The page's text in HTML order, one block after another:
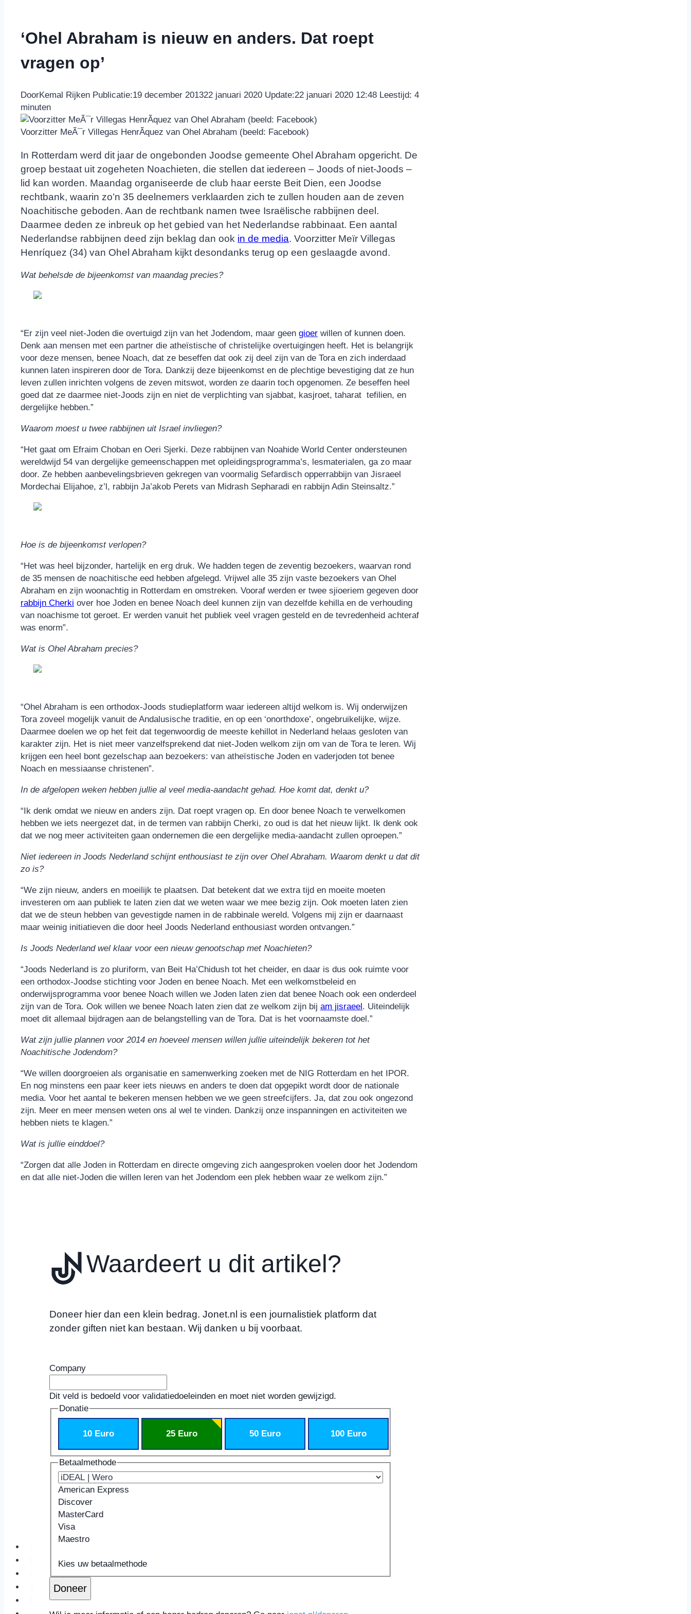
Columns
Agenda
Dossiers
‘Ohel Abraham is nieuw en anders. Dat roept
vragen op’
DoorKemal Rijken Publicatie:19 december 201322 januari 2020 Update:22 januari 2020 12:48 Leestijd: 4
minuten
Voorzitter MeÃ¯r Villegas HenrÃ­quez van Ohel Abraham (beeld: Facebook)
In Rotterdam werd dit jaar de ongebonden Joodse gemeente Ohel Abraham opgericht. De
groep bestaat uit zogeheten Noachieten, die stellen dat iedereen – Joods of niet-Joods –
lid kan worden. Maandag organiseerde de club haar eerste Beit Dien, een Joodse
rechtbank, waarin zo’n 35 deelnemers verklaarden zich te zullen houden aan de zeven
Noachitische geboden. Aan de rechtbank namen twee Israëlische rabbijnen deel.
Daarmee deden ze inbreuk op het gebied van het Nederlandse rabbinaat. Een aantal
Nederlandse rabbijnen deed zijn beklag dan ook in de media. Voorzitter Meïr Villegas
Henríquez (34) van Ohel Abraham kijkt desondanks terug op een geslaagde avond.
Wat behelsde de bijeenkomst van maandag precies?
“Er zijn veel niet-Joden die overtuigd zijn van het Jodendom, maar geen gioer willen of kunnen doen.
Denk aan mensen met een partner die atheïstische of christelijke overtuigingen heeft. Het is belangrijk
voor deze mensen, benee Noach, dat ze beseffen dat ook zij deel zijn van de Tora en zich inderdaad
kunnen laten inspireren door de Tora. Dankzij deze bijeenkomst en de plechtige bevestiging dat ze hun
leven zullen inrichten volgens de zeven mitswot, worden ze daarin toch opgenomen. Ze beseffen heel
goed dat ze daarmee niet-Joods zijn en niet de verplichting van sjabbat, kasjroet, taharat tefilien, en
dergelijke hebben.”
Waarom moest u twee rabbijnen uit Israel invliegen?
“Het gaat om Efraim Choban en Oeri Sjerki. Deze rabbijnen van Noahide World Center ondersteunen
wereldwijd 54 van dergelijke gemeenschappen met opleidingsprogramma’s, lesmaterialen, ga zo maar
door. Ze hebben aanbevelingsbrieven gekregen van voormalig Sefardisch opperrabbijn van Jisraeel
Mordechai Elijahoe, z’l, rabbijn Ja’akob Perets van Midrash Sepharadi en rabbijn Adin Steinsaltz.”
Hoe is de bijeenkomst verlopen?
“Het was heel bijzonder, hartelijk en erg druk. We hadden tegen de zeventig bezoekers, waarvan rond
de 35 mensen de noachitische eed hebben afgelegd. Vrijwel alle 35 zijn vaste bezoekers van Ohel
Abraham en zijn woonachtig in Rotterdam en omstreken. Vooraf werden er twee sjioeriem gegeven door
rabbijn Cherki over hoe Joden en benee Noach deel kunnen zijn van dezelfde kehilla en de verhouding
van noachisme tot geroet. Er werden vanuit het publiek veel vragen gesteld en de tevredenheid achteraf
was enorm”.
Wat is Ohel Abraham precies?
“Ohel Abraham is een orthodox-Joods studieplatform waar iedereen altijd welkom is. Wij onderwijzen
Tora zoveel mogelijk vanuit de Andalusische traditie, en op een ‘onorthdoxe’, ongebruikelijke, wijze.
Daarmee doelen we op het feit dat tegenwoordig de meeste kehillot in Nederland helaas gesloten van
karakter zijn. Het is niet meer vanzelfsprekend dat niet-Joden welkom zijn om van de Tora te leren. Wij
krijgen een heel bont gezelschap aan bezoekers: van atheïstische Joden en vaderjoden tot benee
Noach en messiaanse christenen”.
In de afgelopen weken hebben jullie al veel media-aandacht gehad. Hoe komt dat, denkt u?
“Ik denk omdat we nieuw en anders zijn. Dat roept vragen op. En door benee Noach te verwelkomen
hebben we iets neergezet dat, in de termen van rabbijn Cherki, zo oud is dat het nieuw lijkt. Ik denk ook
dat we nog meer activiteiten gaan ondernemen die een dergelijke media-aandacht zullen oproepen.”
Niet iedereen in Joods Nederland schijnt enthousiast te zijn over Ohel Abraham. Waarom denkt u dat dit
zo is?
“We zijn nieuw, anders en moeilijk te plaatsen. Dat betekent dat we extra tijd en moeite moeten
investeren om aan publiek te laten zien dat we weten waar we mee bezig zijn. Ook moeten laten zien
dat we de steun hebben van gevestigde namen in de rabbinale wereld. Volgens mij zijn er daarnaast
maar weinig initiatieven die door heel Joods Nederland enthousiast worden ontvangen.”
Is Joods Nederland wel klaar voor een nieuw genootschap met Noachieten?
“Joods Nederland is zo pluriform, van Beit Ha’Chidush tot het cheider, en daar is dus ook ruimte voor
een orthodox-Joodse stichting voor Joden en benee Noach. Met een welkomstbeleid en
onderwijsprogramma voor benee Noach willen we Joden laten zien dat benee Noach ook een onderdeel
zijn van de Tora. Ook willen we benee Noach laten zien dat ze welkom zijn bij am jisraeel. Uiteindelijk
moet dit allemaal bijdragen aan de belangstelling van de Tora. Dat is het voornaamste doel.”
Wat zijn jullie plannen voor 2014 en hoeveel mensen willen jullie uiteindelijk bekeren tot het
Noachitische Jodendom?
“We willen doorgroeien als organisatie en samenwerking zoeken met de NIG Rotterdam en het IPOR.
En nog minstens een paar keer iets nieuws en anders te doen dat opgepikt wordt door de nationale
media. Voor het aantal te bekeren mensen hebben we we geen streefcijfers. Ja, dat zou ook ongezond
zijn. Meer en meer mensen weten ons al wel te vinden. Dankzij onze inspanningen en activiteiten we
hebben niets te klagen.”
Wat is jullie einddoel?
“Zorgen dat alle Joden in Rotterdam en directe omgeving zich aangesproken voelen door het Jodendom
en dat alle niet-Joden die willen leren van het Jodendom een plek hebben waar ze welkom zijn.”
Waardeert u dit artikel?
Doneer hier dan een klein bedrag. Jonet.nl is een journalistiek platform dat
zonder giften niet kan bestaan. Wij danken u bij voorbaat.
Company
Dit veld is bedoeld voor validatiedoeleinden en moet niet worden gewijzigd.
Donatie
10 Euro 25 Euro 50 Euro 100 Euro
Betaalmethode
American Express
Discover
MasterCard
Visa
Maestro
creditcards:
American
Express,
Discover,
Kaarthouder
Kies uw betaalmethode
Doneer